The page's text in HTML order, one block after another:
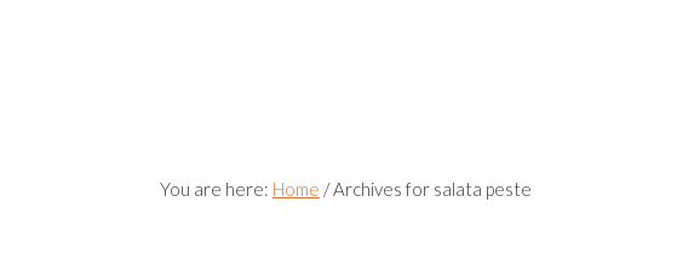
You are here: Home /Archives for salata peste